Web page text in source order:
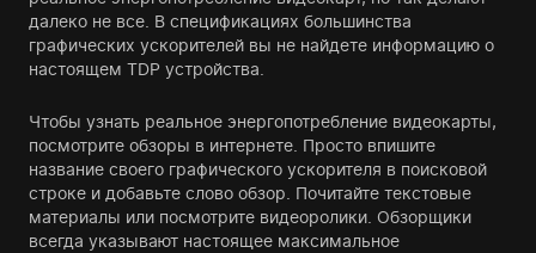
далеко не все. В спецификациях большинства
графических ускорителей вы не найдете информацию о
настоящем TDP устройства.
Чтобы узнать реальное энергопотребление видеокарты,
посмотрите обзоры в интернете. Просто впишите
название своего графического ускорителя в поисковой
строке и добавьте слово обзор. Почитайте текстовые
материалы или посмотрите видеоролики. Обзорщики
всегда указывают настоящее максимальное